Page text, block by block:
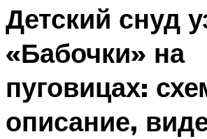
Детский снуд
«Бабочки» на
пуговицах:
описание,